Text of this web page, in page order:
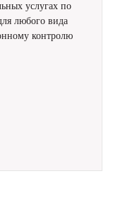
услугах по
любого вида
контролю